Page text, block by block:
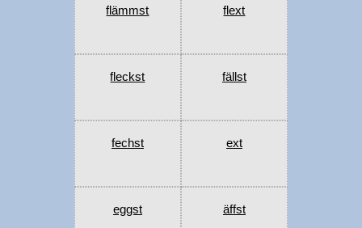
flämmst flext
fleckst fällst
fechst ext
eggst äffst